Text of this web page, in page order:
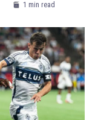
1 min read